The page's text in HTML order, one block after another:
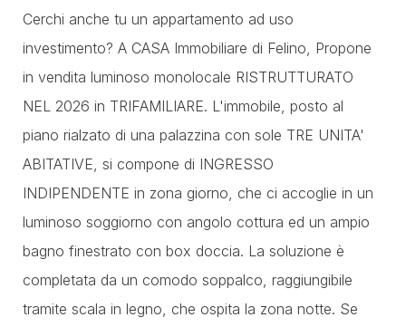
Cerchi anche tu un appartamento ad uso
investimento? A CASA Immobiliare di Felino, Propone
in vendita luminoso monolocale RISTRUTTURATO
NEL 2026 in TRIFAMILIARE. L'immobile, posto al
piano rialzato di una palazzina con sole TRE UNITA'
ABITATIVE, si compone di INGRESSO
INDIPENDENTE in zona giorno, che ci accoglie in un
luminoso soggiorno con angolo cottura ed un ampio
bagno finestrato con box doccia. La soluzione è
completata da un comodo soppalco, raggiungibile
tramite scala in legno, che ospita la zona notte. Se